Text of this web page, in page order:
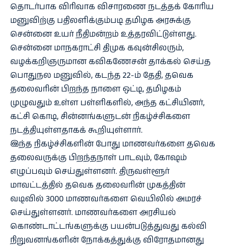
தொடர்பாக விரிவாக விசாரணை நடத்தக் கோரிய
மனுவிற்கு பதிலளிக்கும்படி தமிழக அரசுக்கு
சென்னை உயர் நீதிமன்றம் உத்தரவிட்டுள்ளது.
சென்னை மாநகராட்சி திமுக கவுன்சிலரும்,
வழக்கறிஞருமான கவிகணேசன் தாக்கல் செய்த
பொதுநல மனுவில், கடந்த 22-ம் தேதி, தவெக
தலைவரின் பிறந்த நாளை ஒட்டி, தமிழகம்
முழுவதும் உள்ள பள்ளிகளில், அந்த கட்சியினர்,
கட்சி கொடி, சின்னங்களுடன் நிகழ்ச்சிகளை
நடத்தியுள்ளதாகக் கூறியுள்ளார்.
இந்த நிகழ்ச்சிகளின் போது மாணவர்களை தவெக
தலைவருக்கு பிறந்தநாள் பாடவும், கோஷம்
எழுப்பவும் செய்துள்ளனர். திருவள்ளூர்
மாவட்டத்தில் தவெக தலைவரின் முகத்தின்
வடிவில் 3000 மாணவர்களை வெயிலில் அமரச்
செய்துள்ளனர். மாணவர்களை அரசியல்
கொண்டாட்டங்களுக்கு பயன்படுத்துவது கல்வி
நிறுவனங்களின் நோக்கத்துக்கு விரோதமானது